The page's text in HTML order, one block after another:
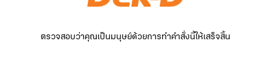
ตรวจสอบว่าคุณเป็นมนุษย์ด้วยการทำคำสั่งนี้ให้เสร็จสิ้น